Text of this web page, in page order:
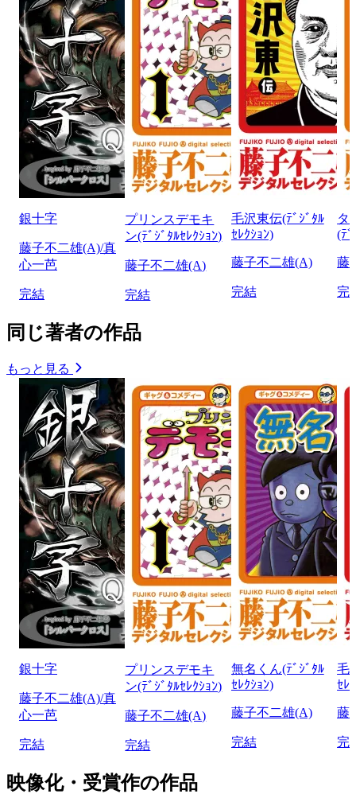
銀十字
藤子不二雄(A)/真
心一芭
完結
プリンスデモキ
ン(ﾃﾞｼﾞﾀﾙｾﾚｸｼｮﾝ)
藤子不二雄(A)
完結
毛沢東伝(ﾃﾞｼﾞﾀﾙ
ｾﾚｸｼｮﾝ)
藤子不二雄(A)
完結
タ
(ﾃﾞ
藤
完
同じ著者の作品
もっと見る
銀十字
藤子不二雄(A)/真
心一芭
完結
プリンスデモキ
ン(ﾃﾞｼﾞﾀﾙｾﾚｸｼｮﾝ)
藤子不二雄(A)
完結
無名くん(ﾃﾞｼﾞﾀﾙ
ｾﾚｸｼｮﾝ)
藤子不二雄(A)
完結
毛
ｾﾚ
藤
完
映像化・受賞作の作品